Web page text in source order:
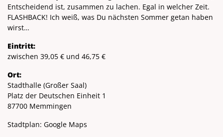
Entscheidend ist, zusammen zu lachen. Egal in welcher Zeit.
FLASHBACK! Ich weiß, was Du nächsten Sommer getan haben
wirst…
Eintritt:
zwischen 39,05 € und 46,75 €
Ort:
Stadthalle (Großer Saal)
Platz der Deutschen Einheit 1
87700 Memmingen
Stadtplan: Google Maps